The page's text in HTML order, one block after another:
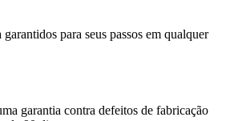
para seus passos em qualquer
garantia contra defeitos de fabricação